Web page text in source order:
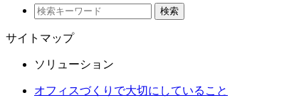
検索
サイトマップ
ソリューション
オフィスづくりで大切にしていること